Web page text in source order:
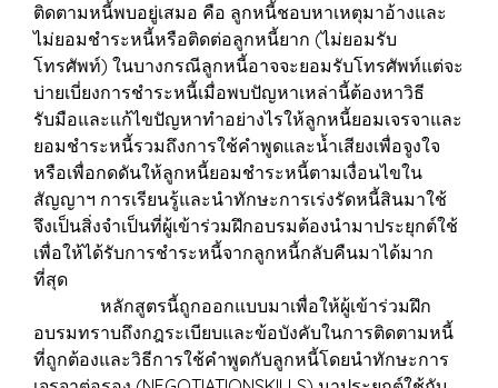
ติดตามหนี้พบอยู่เสมอ คือ ลูกหนี้ชอบหาเหตุมาอ้างและ
ไม่ยอมชำระหนี้หรือติดต่อลูกหนี้ยาก (ไม่ยอมรับ
โทรศัพท์) ในบางกรณีลูกหนี้อาจจะยอมรับโทรศัพท์แต่จะ
บ่ายเบี่ยงการชำระหนี้เมื่อพบปัญหาเหล่านี้ต้องหาวิธี
รับมือและแก้ไขปัญหาทำอย่างไรให้ลูกหนี้ยอมเจรจาและ
ยอมชำระหนี้รวมถึงการใช้คำพูดและน้ำเสียงเพื่อจูงใจ
หรือเพื่อกดดันให้ลูกหนี้ยอมชำระหนี้ตามเงื่อนไขใน
สัญญาฯ การเรียนรู้และนำทักษะการเร่งรัดหนี้สินมาใช้
จึงเป็นสิ่งจำเป็นที่ผู้เข้าร่วมฝึกอบรมต้องนำมาประยุกต์ใช้
เพื่อให้ได้รับการชำระหนี้จากลูกหนี้กลับคืนมาได้มาก
ที่สุด
หลักสูตรนี้ถูกออกแบบมาเพื่อให้ผู้เข้าร่วมฝึก
อบรมทราบถึงกฎระเบียบและข้อบังคับในการติดตามหนี้
ที่ถูกต้องและวิธีการใช้คำพูดกับลูกหนี้โดยนำทักษะการ